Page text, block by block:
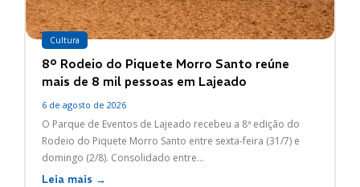
Cultura
8º Rodeio do Piquete Morro Santo reúne
mais de 8 mil pessoas em Lajeado
6 de agosto de 2026
O Parque de Eventos de Lajeado recebeu a 8ª edição do
Rodeio do Piquete Morro Santo entre sexta-feira (31/7) e
domingo (2/8). Consolidado entre...
Leia mais →